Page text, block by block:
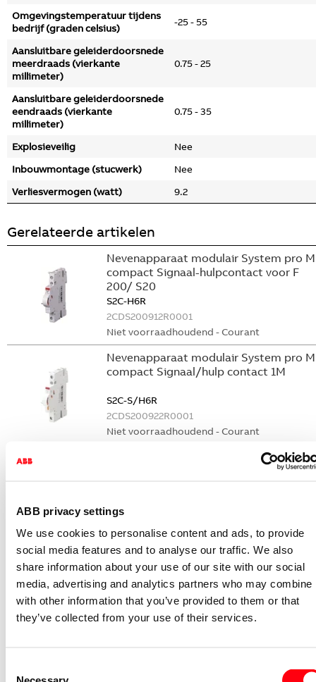
ABB privacy settings
We use cookies to personalise content and ads, to provide
social media features and to analyse our traffic. We also
share information about your use of our site with our social
media, advertising and analytics partners who may combine
with other information that you’ve provided to them or that
they’ve collected from your use of their services.
Omgevingstemperatuur tijdens
bedrijf (graden celsius)
-25 - 55
Aansluitbare geleiderdoorsnede
meerdraads (vierkante
millimeter)
0.75 - 25
Aansluitbare geleiderdoorsnede
eendraads (vierkante
millimeter)
0.75 - 35
Explosieveilig
Nee
Inbouwmontage (stucwerk)
Nee
Verliesvermogen (watt)
9.2
Gerelateerde artikelen
Nevenapparaat modulair System pro M
compact Signaal-hulpcontact voor F
200/ S20
S2C-H6R
2CDS200912R0001
Niet voorraadhoudend - Courant
Nevenapparaat modulair System pro M
compact Signaal/hulp contact 1M
S2C-S/H6R
2CDS200922R0001
Niet voorraadhoudend - Courant
Nevenapparaat modulair System pro M
2CDS200946R0001
Niet voorraadhoudend - Courant
Nevenapparaat modulair System pro M
compact Hulpcontact 1M+1V
S2C-H11L
2CDS200936R0001
compact Hulpcontact aan de